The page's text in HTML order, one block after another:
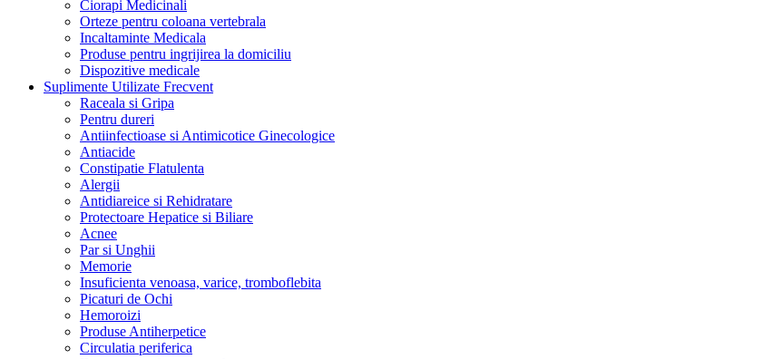
Ciorapi Medicinali
Orteze pentru coloana vertebrala
Incaltaminte Medicala
Produse pentru ingrijirea la domiciliu
Dispozitive medicale
Suplimente Utilizate Frecvent
Raceala si Gripa
Pentru dureri
Antiinfectioase si Antimicotice Ginecologice
Antiacide
Constipatie Flatulenta
Alergii
Antidiareice si Rehidratare
Protectoare Hepatice si Biliare
Acnee
Par si Unghii
Memorie
Insuficienta venoasa, varice, tromboflebita
Picaturi de Ochi
Hemoroizi
Produse Antiherpetice
Circulatia periferica